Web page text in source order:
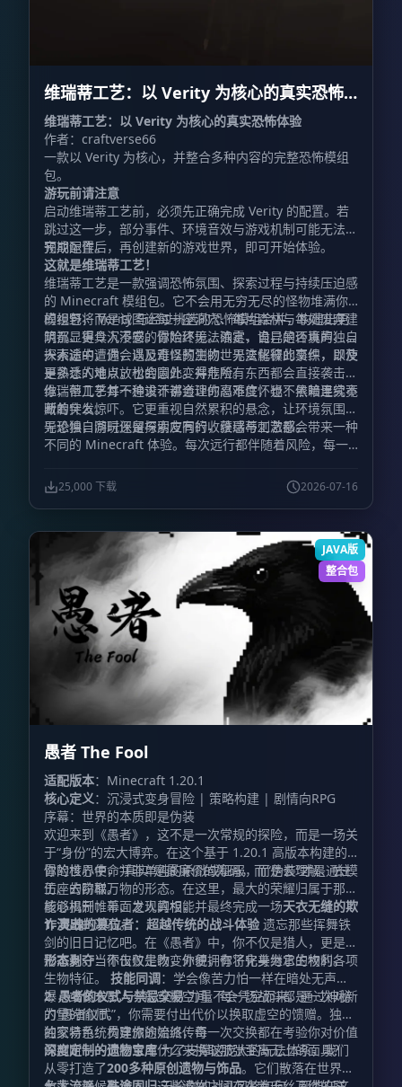
维瑞蒂工艺：以 Verity 为核心的真实恐怖
体验 VerityCraft: A Realistic Horror
Experience with Verity
维瑞蒂工艺：以 Verity 为核心的真实恐怖体验
作者：craftverse66
一款以 Verity 为核心，并整合多种内容的完整恐怖模组
包。
游玩前请注意
启动维瑞蒂工艺前，必须先正确完成 Verity 的配置。若
跳过这一步，部分事件、环境音效与游戏机制可能无法按
预期运作。
完成配置后，再创建新的游戏世界，即可开始体验。
这就是维瑞蒂工艺！
维瑞蒂工艺是一款强调恐怖氛围、探索过程与持续压迫感
的 Minecraft 模组包。它不会用无穷无尽的怪物堆满你
的视野，而是试图让每一座洞穴、每片森林与每处废弃建
筑都显得令人不安。你始终无法确定，自己是否真的独自
一人。
模组包将 Verity 与经过挑选的恐怖模组合并，构建出更
阴沉、更具沉浸感的冒险环境。浓雾、诡异的环境声、令
人不适的遭遇，以及难以预测的世界变化彼此交织，即使
是熟悉的地点，也会因此变得危险。
探索途中，你会遇见奇怪的生物、无法解释的事件，以及
更多让人难以放松的意外。并非所有东西都会直接袭击
你，但几乎每一种设计都会让你忍不住怀疑：黑暗里究竟
藏着什么。
维瑞蒂工艺并不追求不讲道理的高难度，也不依赖连续不
断的突发惊吓。它更重视自然累积的悬念，让环境氛围主
导恐惧，同时保留探索应有的收获感与刺激感。
无论独自游玩还是与朋友同行，维瑞蒂工艺都会带来一种
不同的 Minecraft 体验。每次远行都伴随着风险，每一
过去的时间，而是一场必须设法活下来的考验。
25,000 下载 2026-07-16
JAVA版
整合包
愚者 The Fool
适配版本：Minecraft 1.20.1
核心定义：沉浸式变身冒险 | 策略构建 | 剧情向RPG
序幕：世界的本质即是伪装
欢迎来到《愚者》，这不是一次常规的探险，而是一场关
于“身份”的宏大博弈。在这个基于 1.20.1 高版本构建的
冒险世界中，“真实”是最廉价的筹码，而“伪装”才是通往
王座的阶梯。
你的核心使命并非单纯的杀戮或征服，而是去理解、去模
仿、去窃取万物的形态。在这里，最大的荣耀归属于那些
能够揭开帷幕、发现真相，并最终完成一场天衣无缝的欺
诈演出的演员。
核心机制：千面之人的权能
1. 灵魂的篡位者：超越传统的战斗体验 遗忘那些挥舞铁
剑的旧日记忆吧。在《愚者》中，你不仅是猎人，更是猎
物本身。当你击败生物，你便拥有了化身为它的权利。
形态剥夺：不仅仅是改变外貌，你将完美继承生物的各项
生物特征。 技能同调：学会像苦力怕一样在暗处无声起
爆，或像末影人一般穿梭空间。每一场战斗都是一次对新
力量的偷师。
2. 愚者的仪式与禁忌交易力量不会凭空而来。通过神秘
的“愚者仪式”，你需要付出代价以换取虚空的馈赠。独特
的交易系统贯穿旅途始终，每一次交换都在考验你对价值
的判断——你愿意用什么来换取那张至高无上的面具？
独家特色：构建你的流派传奇
深度定制的遗物宝库为了支撑这庞大的玩法体系，我们
从零打造了200多种原创遗物与饰品。它们散落在世界的